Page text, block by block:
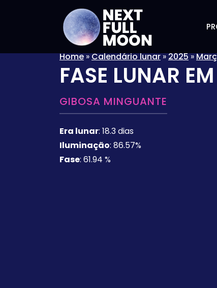
Home»Calendário lunar»2025»
FASE LUNAR EM
GIBOSA MINGUANTE
Era lunar: 18.3 dias
Iluminação: 86.57%
Fase: 61.94 %